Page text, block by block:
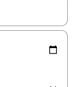
나 터치 또는 스와이